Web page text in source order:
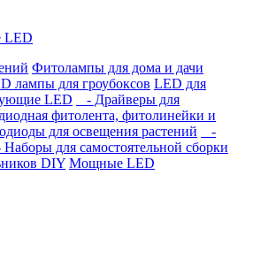
LED
Фитолампы для дома и дачи
лампы для гроубоксов LED для
LED
- Драйверы для
фитолента, фитолинейки и
для освещения растений
-
для самостоятельной сборки
DIY Мощные LED